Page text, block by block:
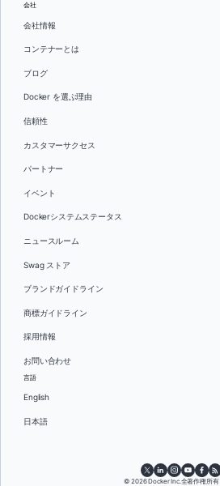
会社
会社情報
コンテナーとは
ブログ
Docker を選ぶ理由
信頼性
カスタマーサクセス
パートナー
イベント
Dockerシステムステータス
ニュースルーム
Swag ストア
ブランドガイドライン
商標ガイドライン
採用情報
お問い合わせ
言語
English
日本語
© 2026 Docker Inc.全著作権所有